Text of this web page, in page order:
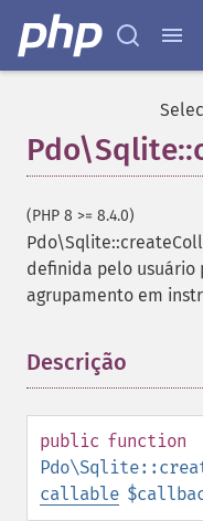
(PHP 8 >= 8.4.0)
definida pelo usuário
agrupamento em
Descrição
public function
callable